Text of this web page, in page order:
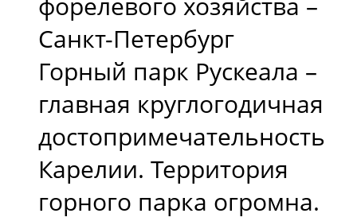
Санкт-Петербург
Горный парк Рускеала –
главная круглогодичная
достопримечательность
Карелии. Территория
горного парка огромна.